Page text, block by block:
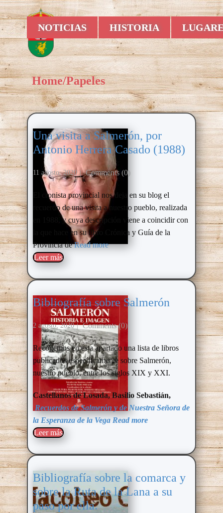
NOTICIAS HISTORIA
Home/Papeles
Una visita a Salmerón, por
Antonio Herrera Casado (1988)
11 agosto, 2020 Comments (0)
El cronista provincial nos deja en su blog el
recuerdo de una visita a nuestro pueblo, realizada
en 1988, y cuya descripción viene a coincidir con
la que hace en su libro Crónica y Guía de la
Provincia deRead more
Leer más​
Bibliografía sobre Salmerón
2 agosto, 2020 Comments (0)
Recogemos en esta apartado una lista de libros
publicados específicamente sobre Salmerón,
nuestro pueblo, entre los siglos XIX y XXI.
Castellanos de Losada, Basilio Sebastián,
Recuerdos de Salmerón y de Nuestra Señora de
la Esperanza de la Vega Read more
Leer más​
Bibliografía sobre la comarca y
sobre la Ruta de la Lana a su
paso por ella.